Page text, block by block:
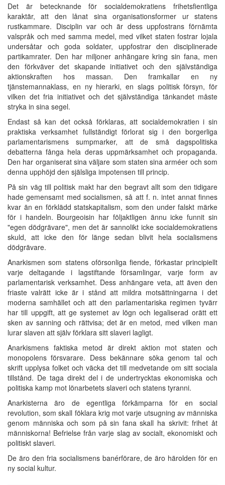
Det är betecknande för socialdemokratiens frihetsfientliga
karaktär, att den lånat sina organisationsformer ur statens
rustkammare. Disciplin var och är dess uppfostrans förnämta
valspråk och med samma medel, med vilket staten fostrar lojala
undersåtar och goda soldater, uppfostrar den disciplinerade
partikamrater. Den har miljoner anhängare kring sin fana, men
den förkväver det skapande initiativet och den självständiga
aktionskraften hos massan. Den framkallar en ny
tjänstemannaklass, en ny hierarki, en slags politisk försyn, för
vilken det fria initiativet och det självständiga tänkandet måste
stryka in sina segel.
Endast så kan det också förklaras, att socialdemokratien i sin
praktiska verksamhet fullständigt förlorat sig i den borgerliga
parlamentarismens sumpmarker, att de små dagspolitiska
debatterna fånga hela deras uppmärksamhet och propaganda.
Den har organiserat sina väljare som staten sina arméer och som
denna upphöjd den själsliga impotensen till princip.
På sin väg till politisk makt har den begravt allt som den tidigare
hade gemensamt med socialismen, så att f. n. intet annat finnes
kvar än en förklädd statskapitalism, som den under falskt märke
för i handeln. Bourgeoisin har följaktligen ännu icke funnit sin
"egen dödgrävare", men det är sannolikt icke socialdemokratiens
skuld, att icke den för länge sedan blivit hela socialismens
dödgrävare.
Anarkismen som statens oförsonliga fiende, förkastar principiellt
varje deltagande i lagstiftande församlingar, varje form av
parlamentarisk verksamhet. Dess anhängare veta, att även den
friaste valrätt icke är i stånd att mildra motsättningarna i det
moderna samhället och att den parlamentariska regimen tyvärr
har till uppgift, att ge systemet av lögn och legaliserad orätt ett
sken av sanning och rättvisa; det är en metod, med vilken man
lurar slaven att själv förklara sitt slaveri lagligt.
Anarkismens faktiska metod är direkt aktion mot staten och
monopolens försvarare. Dess bekännare söka genom tal och
skrift upplysa folket och väcka det till medvetande om sitt sociala
tillstånd. De taga direkt del i de undertrycktas ekonomiska och
politiska kamp mot lönarbetets slaveri och statens tyranni.
Anarkisterna äro de egentliga förkämparna för en social
revolution, som skall föklara krig mot varje utsugning av människa
genom människa och som på sin fana skall ha skrivit: frihet åt
människorna! Befrielse från varje slag av socialt, ekonomiskt och
politiskt slaveri.
De äro den fria socialismens banérförare, de äro härolden för en
ny social kultur.